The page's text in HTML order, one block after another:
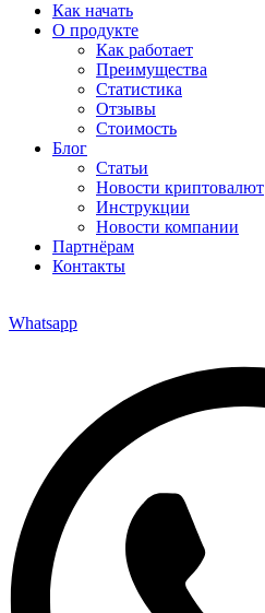
Как начать
О продукте
Как работает
Преимущества
Статистика
Отзывы
Стоимость
Блог
Статьи
Новости криптовалют
Инструкции
Новости компании
Партнёрам
Контакты
Whatsapp